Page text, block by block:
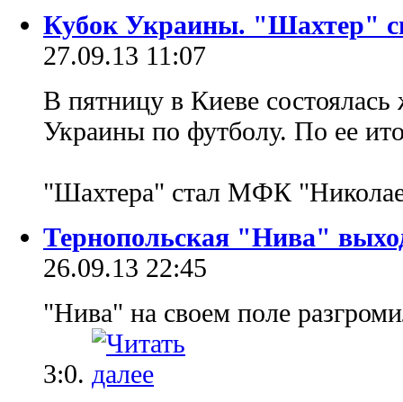
Кубок Украины. "Шахтер"
27.09.13 11:07
В пятницу в Киеве
Украины по футболу. По ее
"Шахтера" стал МФК
Тернопольская "Нива"
26.09.13 22:45
"Нива" на своем поле
3:0.